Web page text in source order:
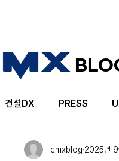
건설DX PRESS
cmxblog 2025년 9